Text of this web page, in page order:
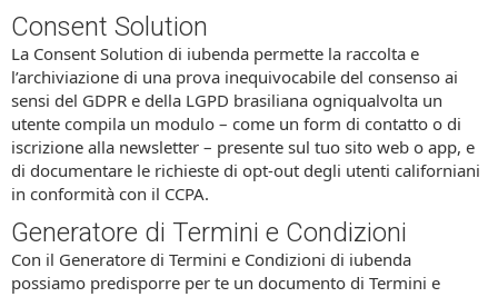
Consent Solution
La Consent Solution di iubenda permette la raccolta e
l’archiviazione di una prova inequivocabile del consenso ai
sensi del GDPR e della LGPD brasiliana ogniqualvolta un
utente compila un modulo – come un form di contatto o di
iscrizione alla newsletter – presente sul tuo sito web o app, e
di documentare le richieste di opt-out degli utenti californiani
in conformità con il CCPA.
Generatore di Termini e Condizioni
Con il Generatore di Termini e Condizioni di iubenda
possiamo predisporre per te un documento di Termini e